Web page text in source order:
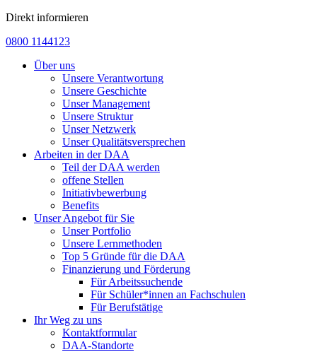
Direkt informieren
0800 1144123
Über uns
Unsere Verantwortung
Unsere Geschichte
Unser Management
Unsere Struktur
Unser Netzwerk
Unser Qualitätsversprechen
Arbeiten in der DAA
Teil der DAA werden
offene Stellen
Initiativbewerbung
Benefits
Unser Angebot für Sie
Unser Portfolio
Unsere Lernmethoden
Top 5 Gründe für die DAA
Finanzierung und Förderung
Für Arbeitssuchende
Für Schüler*innen an Fachschulen
Für Berufstätige
Ihr Weg zu uns
Kontaktformular
DAA-Standorte